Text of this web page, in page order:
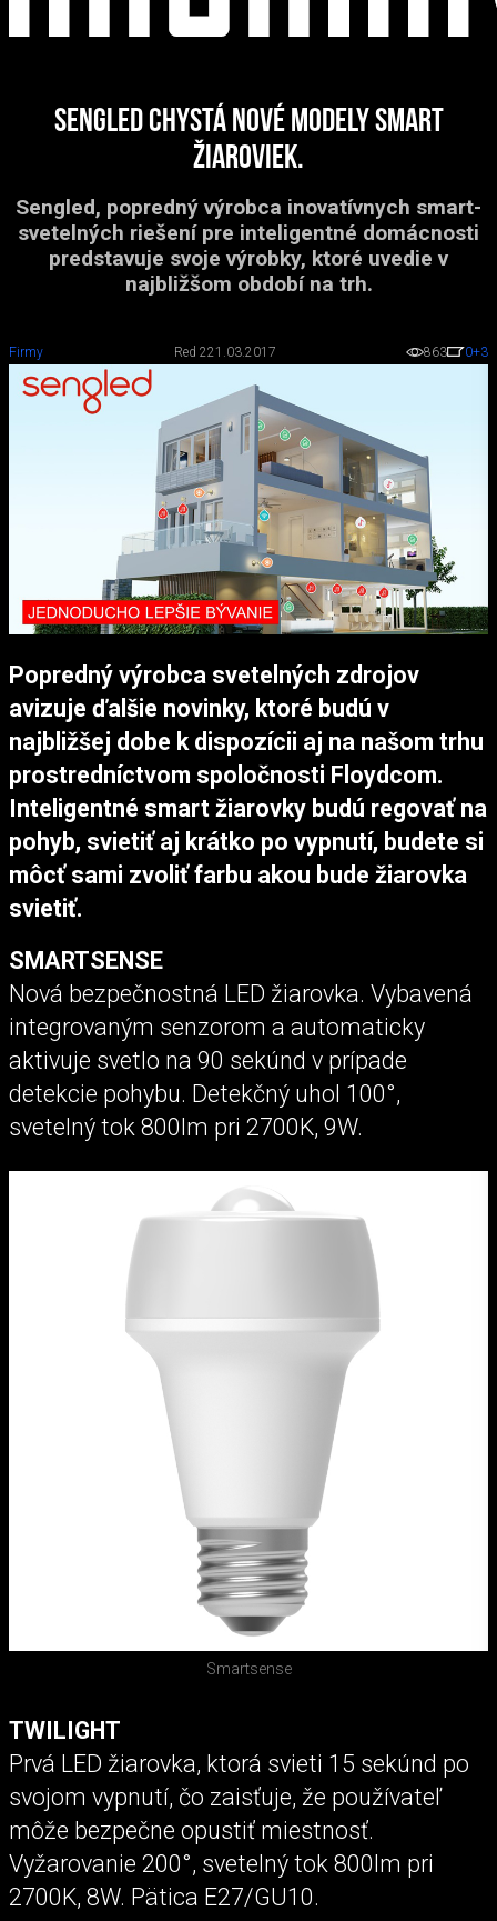
Sengled chystá nové modely smart
žiaroviek.
Sengled, popredný výrobca inovatívnych smart-
svetelných riešení pre inteligentné domácnosti
predstavuje svoje výrobky, ktoré uvedie v
najbližšom období na trh.
Firmy Red 221.03.2017 863 0+3
Popredný výrobca svetelných zdrojov
avizuje ďalšie novinky, ktoré budú v
najbližšej dobe k dispozícii aj na našom trhu
prostredníctvom spoločnosti Floydcom.
Inteligentné smart žiarovky budú regovať na
pohyb, svietiť aj krátko po vypnutí, budete si
môcť sami zvoliť farbu akou bude žiarovka
svietiť.
SMARTSENSE
Nová bezpečnostná LED žiarovka. Vybavená
integrovaným senzorom a automaticky
aktivuje svetlo na 90 sekúnd v prípade
detekcie pohybu. Detekčný uhol 100°,
svetelný tok 800lm pri 2700K, 9W.
Smartsense
TWILIGHT
Prvá LED žiarovka, ktorá svieti 15 sekúnd po
svojom vypnutí, čo zaisťuje, že používateľ
môže bezpečne opustiť miestnosť.
Vyžarovanie 200°, svetelný tok 800lm pri
2700K, 8W. Pätica E27/GU10.